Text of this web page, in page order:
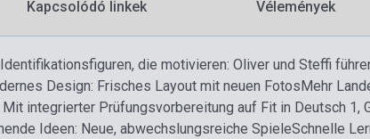
Kapcsolódó linkek Vélemények
Identifikationsfiguren, die motivieren: Oliver und Steffi
Design: Frisches Layout mit neuen FotosMehr
integrierter Prüfungsvorbereitung auf Fit in Deutsch 1,
Ideen: Neue, abwechslungsreiche SpieleSchnelle